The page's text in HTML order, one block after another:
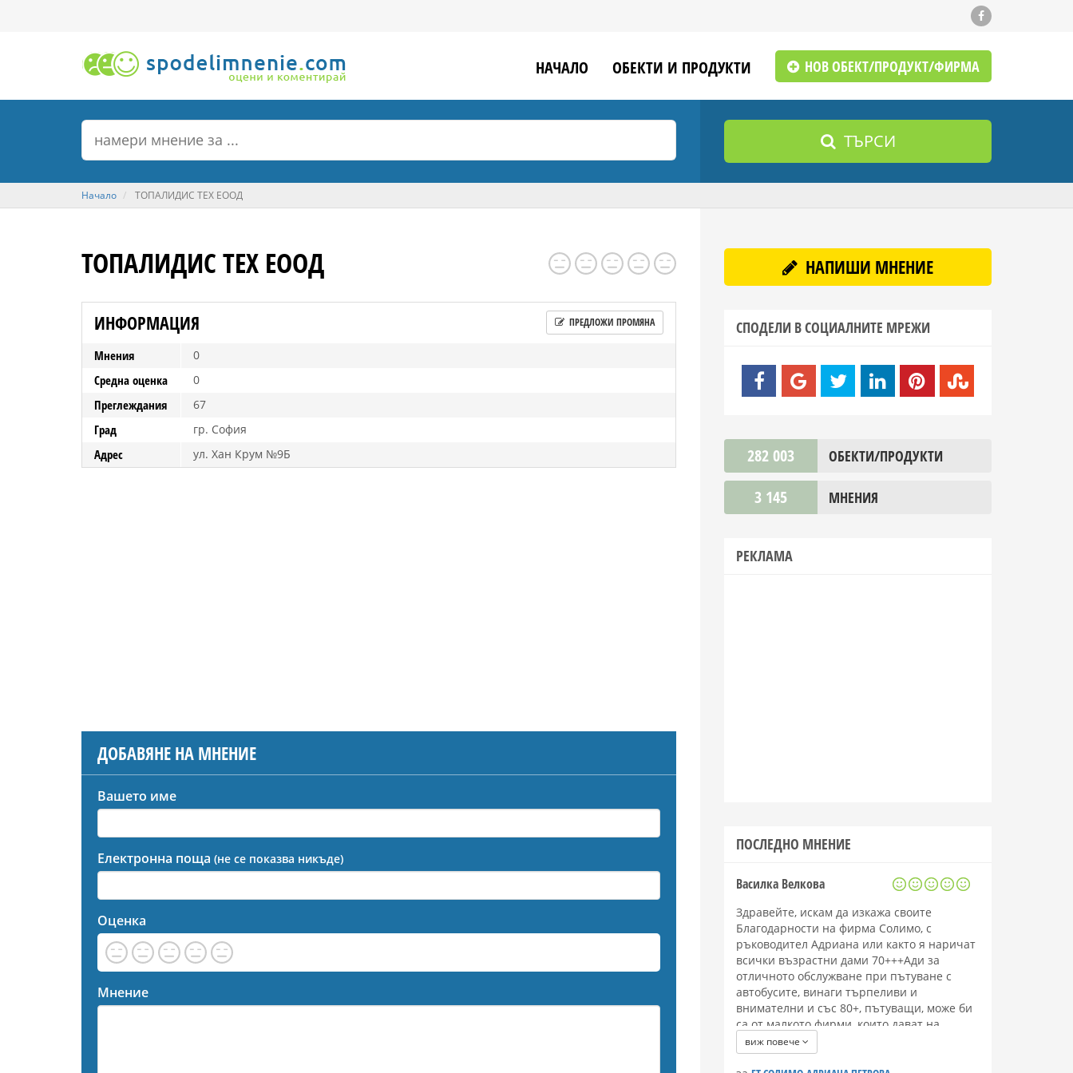
НАЧАЛО ОБЕКТИ И ПРОДУКТИ НОВ ОБЕКТ/ПРОДУКТ/ФИРМА
ТЪРСИ
Начало ТОПАЛИДИС ТЕХ ЕООД
ТОПАЛИДИС ТЕХ ЕООД
ИНФОРМАЦИЯ ПРЕДЛОЖИ ПРОМЯНА
Мнения 0
Средна оценка 0
Преглеждания 67
Град гр. София
Адрес ул. Хан Крум №9Б
ДОБАВЯНЕ НА МНЕНИЕ
Вашето име
Електронна поща (не се показва никъде)
Оценка
Мнение
НАПИШИ МНЕНИЕ
СПОДЕЛИ В СОЦИАЛНИТЕ МРЕЖИ
282 003 ОБЕКТИ/ПРОДУКТИ
3 145 МНЕНИЯ
РЕКЛАМА
ПОСЛЕДНО МНЕНИЕ
Василка Велкова
Здравейте, искам да изкажа своите
Благодарности на фирма Солимо, с
ръководител Адриана или както я наричат
всички възрастни дами 70+++Ади за
отличното обслужване при пътуване с
автобусите, винаги търпеливи и
внимателни и със 80+, пътуващи, може би
са от малкото фирми, които дават на
възрастните хора положителни емоции и
радост.
виж повече